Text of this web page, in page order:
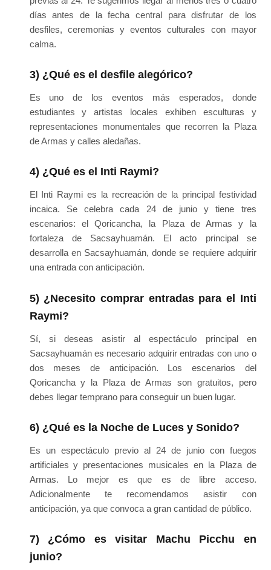
días antes de la fecha central para disfrutar de los
desfiles, ceremonias y eventos culturales con mayor
calma.
3) ¿Qué es el desfile alegórico?
Es uno de los eventos más esperados, donde
estudiantes y artistas locales exhiben esculturas y
representaciones monumentales que recorren la Plaza
de Armas y calles aledañas.
4) ¿Qué es el Inti Raymi?
El Inti Raymi es la recreación de la principal festividad
incaica. Se celebra cada 24 de junio y tiene tres
escenarios: el Qoricancha, la Plaza de Armas y la
fortaleza de Sacsayhuamán. El acto principal se
desarrolla en Sacsayhuamán, donde se requiere adquirir
una entrada con anticipación.
5) ¿Necesito comprar entradas para el Inti
Raymi?
Sí, si deseas asistir al espectáculo principal en
Sacsayhuamán es necesario adquirir entradas con uno o
dos meses de anticipación. Los escenarios del
Qoricancha y la Plaza de Armas son gratuitos, pero
debes llegar temprano para conseguir un buen lugar.
6) ¿Qué es la Noche de Luces y Sonido?
Es un espectáculo previo al 24 de junio con fuegos
artificiales y presentaciones musicales en la Plaza de
Armas. Lo mejor es que es de libre acceso.
Adicionalmente te recomendamos asistir con
anticipación, ya que convoca a gran cantidad de público.
7) ¿Cómo es visitar Machu Picchu en
junio?